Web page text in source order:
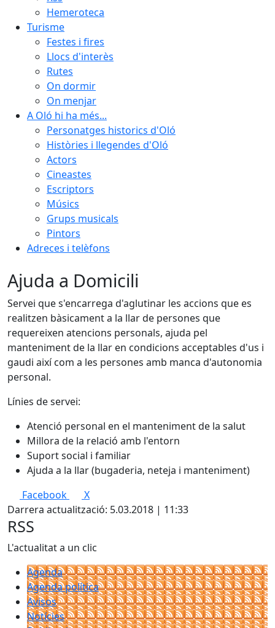
Hemeroteca
Turisme
Festes i fires
Llocs d'interès
Rutes
On dormir
On menjar
A Oló hi ha més...
Personatges historics d'Oló
Històries i llegendes d'Oló
Actors
Cineastes
Escriptors
Músics
Grups musicals
Pintors
Adreces i telèfons
Ajuda a Domicili
Servei que s'encarrega d'aglutinar les accions que es
realitzen bàsicament a la llar de persones que
requereixen atencions personals, ajuda pel
manteniment de la llar en condicions acceptables d'us i
gaudi així com a les persones amb manca d'autonomia
personal.
Línies de servei:
Atenció personal en el manteniment de la salut
Millora de la relació amb l'entorn
Suport social i familiar
Ajuda a la llar (bugaderia, neteja i manteniment)
Facebook
X
Darrera actualització: 5.03.2018 | 11:33
RSS
L'actualitat a un clic
Agenda
Agenda política
Avisos
Notícies